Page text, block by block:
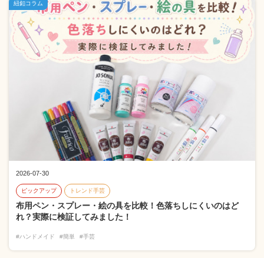
2026-07-30
ピックアップ トレンド手芸
布用ペン・スプレー・絵の具を比較！色落ちしにくいのはど
れ？実際に検証してみました！
#ハンドメイド #簡単 #手芸
紐釦コラム